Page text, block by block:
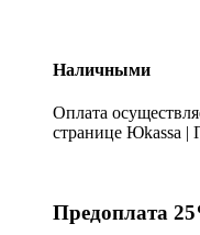
Наличными
Оплата
странице
Предоплата